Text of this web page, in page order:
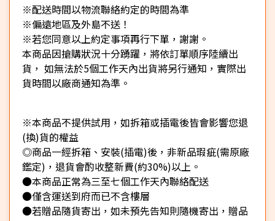
※配送時間以物流聯絡約定的時間為準
※偏遠地區及外島不送！
※若您同意以上約定事項再行下單，謝謝。
本商品因搶購狀況十分踴躍，將依訂單順序陸續出
貨， 如無法於5個工作天內出貨將另行通知，實際出
貨時間以廠商通知為準。
※本商品不提供試用，如拆箱或插電後皆會影響您退
(換)貨的權益
◎商品一經拆箱、安裝(插電)後，非新品瑕疵(需原廠
鑑定)，退貨會酌收整新費(約30%)以上。
●本商品正常為三至七個工作天內聯絡配送
●僅含運送到府而已不含樓層
●若贈品隨貨寄出，如未預先告知則隨機寄出，贈品